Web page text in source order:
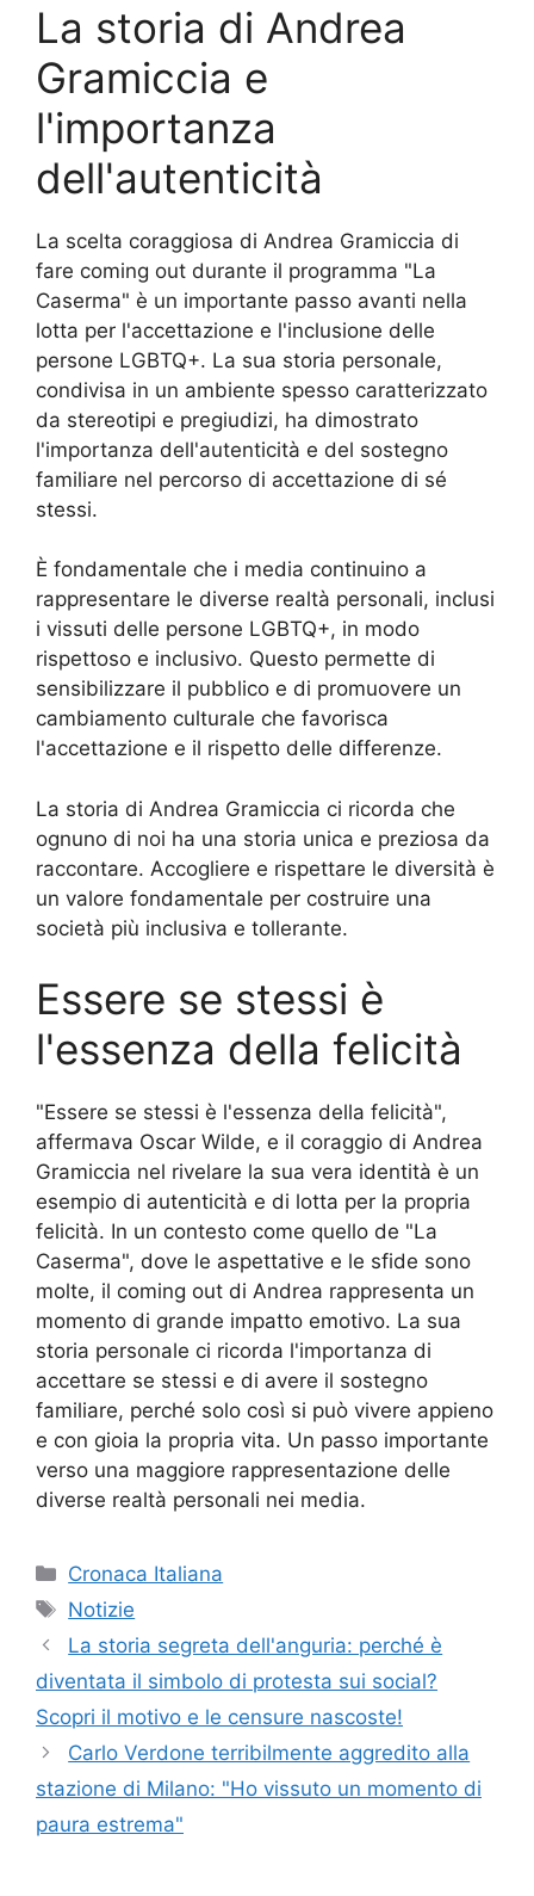
La storia di Andrea
Gramiccia e
l'importanza
dell'autenticità
La scelta coraggiosa di Andrea Gramiccia di
fare coming out durante il programma "La
Caserma" è un importante passo avanti nella
lotta per l'accettazione e l'inclusione delle
persone LGBTQ+. La sua storia personale,
condivisa in un ambiente spesso caratterizzato
da stereotipi e pregiudizi, ha dimostrato
l'importanza dell'autenticità e del sostegno
familiare nel percorso di accettazione di sé
stessi.
È fondamentale che i media continuino a
rappresentare le diverse realtà personali, inclusi
i vissuti delle persone LGBTQ+, in modo
rispettoso e inclusivo. Questo permette di
sensibilizzare il pubblico e di promuovere un
cambiamento culturale che favorisca
l'accettazione e il rispetto delle differenze.
La storia di Andrea Gramiccia ci ricorda che
ognuno di noi ha una storia unica e preziosa da
raccontare. Accogliere e rispettare le diversità è
un valore fondamentale per costruire una
società più inclusiva e tollerante.
Essere se stessi è
l'essenza della felicità
"Essere se stessi è l'essenza della felicità",
affermava Oscar Wilde, e il coraggio di Andrea
Gramiccia nel rivelare la sua vera identità è un
esempio di autenticità e di lotta per la propria
felicità. In un contesto come quello de "La
Caserma", dove le aspettative e le sfide sono
molte, il coming out di Andrea rappresenta un
momento di grande impatto emotivo. La sua
storia personale ci ricorda l'importanza di
accettare se stessi e di avere il sostegno
familiare, perché solo così si può vivere appieno
e con gioia la propria vita. Un passo importante
verso una maggiore rappresentazione delle
diverse realtà personali nei media.
Categorie
Cronaca Italiana
Tag
Notizie
La storia segreta dell'anguria: perché è
diventata il simbolo di protesta sui social?
Scopri il motivo e le censure nascoste!
Carlo Verdone terribilmente aggredito alla
stazione di Milano: "Ho vissuto un momento di
paura estrema"